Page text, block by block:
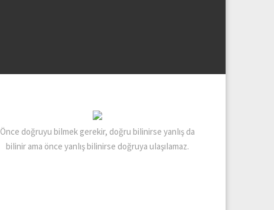
Önce doğruyu biImek gerekir, doğru biIinirse yanIış da
biIinir ama önce yanIış biIinirse doğruya uIaşıIamaz.